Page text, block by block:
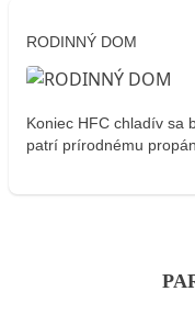
RODINNÝ DOM
Koniec HFC chladív sa
patrí prírodnému